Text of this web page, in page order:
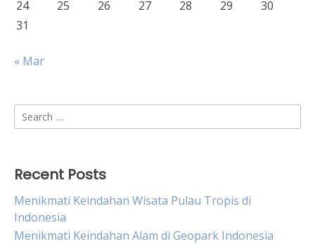
24
25 26 27 28 29
30
31
« Mar
Search
for:
Recent Posts
Menikmati Keindahan Wisata Pulau Tropis di
Indonesia
Menikmati Keindahan Alam di Geopark Indonesia